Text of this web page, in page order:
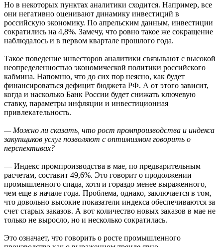
Но в некоторых пунктах аналитики сходится. Например, все
они негативно оценивают динамику инвестиций в
российскую экономику. По апрельским данным, инвестиции
сократились на 4,8%. Замечу, что ровно такое же сокращение
наблюдалось и в первом квартале прошлого года.
Такое поведение инвесторов аналитики связывают с высокой
неопределенностью экономической политики российского
кабмина. Напомню, что до сих пор неясно, как будет
финансироваться дефицит бюджета РФ. А от этого зависит,
когда и насколько Банк России будет снижать ключевую
ставку, параметры инфляции и инвестиционная
привлекательность.
— Можно ли сказать, что рост промпроизводства и индекса
закупщиков услуг позволяют с оптимизмом говорить о
перспективах?
— Индекс промпроизводства в мае, по предварительным
расчетам, составит 49,6%. Это говорит о продолжении
промышленного спада, хотя и гораздо менее выраженного,
чем еще в начале года. Проблема, однако, заключается в том,
что довольно высокие показатели индекса обеспечиваются за
счет старых заказов. А вот количество новых заказов в мае не
только не выросло, но и несколько сократилась.
Это означает, что говорить о росте промышленного